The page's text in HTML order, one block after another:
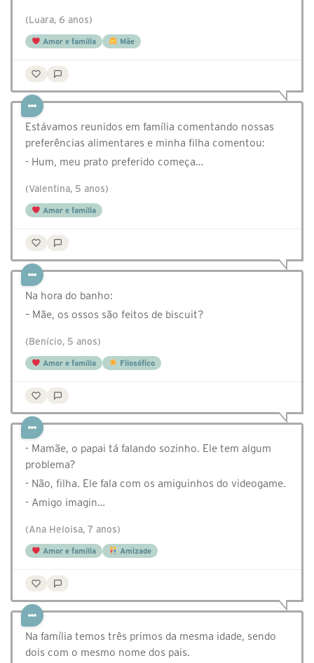
(Luara, 6 anos)
Amor e família Mãe
Estávamos reunidos em família comentando nossas
preferências alimentares e minha filha comentou:
- Hum, meu prato preferido começa…
(Valentina, 5 anos)
Amor e família
Na hora do banho:
– Mãe, os ossos são feitos de biscuit?
(Benício, 5 anos)
Amor e família Filosófico
- Mamãe, o papai tá falando sozinho. Ele tem algum
problema?
- Não, filha. Ele fala com os amiguinhos do videogame.
- Amigo imagin…
(Ana Heloisa, 7 anos)
Amor e família Amizade
Na família temos três primos da mesma idade, sendo
dois com o mesmo nome dos pais.